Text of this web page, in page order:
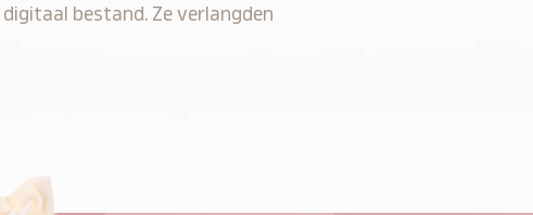
bestand. Ze verlangden